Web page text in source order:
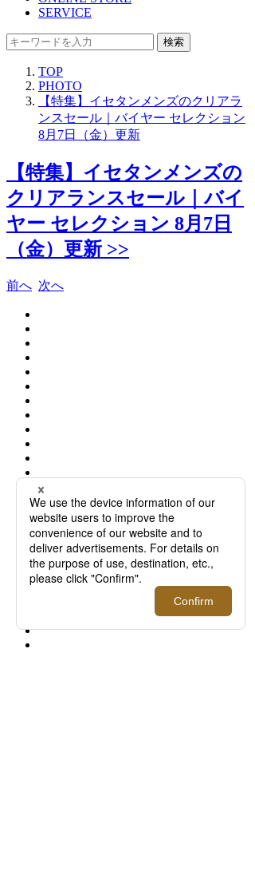
SERVICE
検索
TOP
PHOTO
【特集】イセタンメンズのクリアラ
ンスセール｜バイヤー セレクション
8月7日（金）更新
【特集】イセタンメンズの
クリアランスセール｜バイ
ヤー セレクション 8月7日
（金）更新 >>
前へ 次へ